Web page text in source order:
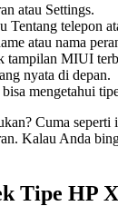
atau Settings.
Tentang telepon
atau nama
tampilan MIUI
nyata di depan.
mengetahui
Cuma seperti
Kalau Anda
Tipe HP